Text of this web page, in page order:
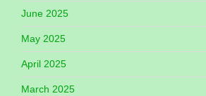
June 2025
May 2025
April 2025
March 2025